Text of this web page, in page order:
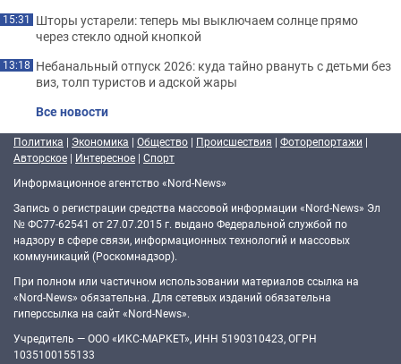
15:31 Шторы устарели: теперь мы выключаем солнце прямо
через стекло одной кнопкой
13:18 Небанальный отпуск 2026: куда тайно рвануть с детьми без
виз, толп туристов и адской жары
Все новости
Политика | Экономика | Общество | Происшествия | Фоторепортажи |
Авторское | Интересное | Спорт
Информационное агентство «Nord-News»
Запись о регистрации средства массовой информации «Nord-News» Эл
№ ФС77-62541 от 27.07.2015 г. выдано Федеральной службой по
надзору в сфере связи, информационных технологий и массовых
коммуникаций (Роскомнадзор).
При полном или частичном использовании материалов ссылка на
«Nord-News» обязательна. Для сетевых изданий обязательна
гиперссылка на сайт «Nord-News».
Учредитель — ООО «ИКС-МАРКЕТ», ИНН 5190310423, ОГРН
1035100155133